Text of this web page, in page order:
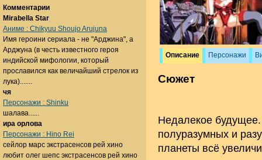
Описание Персонажи
Сюжет
Недалекое
полуразумных и
планеты всё
Комментарии
Mirabella Star
Аниме : Chikyuu Shoujo Arujuna
Имя героини сериала - не "Арджина", а
Арджуна (в честь известного героя
индийской мифологии, который
прославился как величайший стрелок из
лука).......
чя
Персонажи : Shinku
шалава......
ира орлова
Персонажи : Hino Rei
сейлор марс экстрасенсов рей хино
любит олег шепс экстрасенсов рей хино